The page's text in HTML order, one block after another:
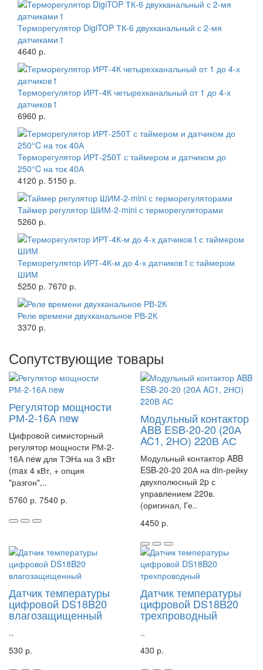
Терморегулятор DigiTOP ТК-6 двухканальный с 2-мя
датчиками t
4640 р.
Терморегулятор ИРТ-4К четырехканальный от 1 до 4-х
датчиков t
6960 р.
Терморегулятор ИРТ-250Т с таймером и датчиком до
250°C на ток 40А
4120 р. 5150 р.
Таймер регулятор ШИМ-2-mini с терморегуляторами
5260 р.
Терморегулятор ИРТ-4К-м до 4-х датчиков t с таймером
ШИМ
5250 р. 7670 р.
Реле времени двухканальное РВ-2К
3370 р.
Сопутствующие товары
Регулятор мощности
РМ-2-16А new
Цифровой симисторный
регулятор мощности РМ-2-
16А new для ТЭНа на 3 кВт
(max 4 кВт, + опция
"разгон",..
5760 р. 7540 р.
Модульный контактор
ABB ESB-20-20 (20А
AC1, 2НО) 220В АС
Модульный контактор ABB
ESB-20-20 20А на din-рейку
двухполюсный 2p с
управлением 220в.
(оригинал, Ге..
4450 р.
Датчик температуры
цифровой DS18B20
влагозащищенный
..
530 р.
Датчик температуры
цифровой DS18B20
трехпроводный
..
430 р.